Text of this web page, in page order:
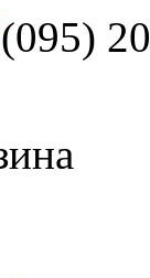
(095)